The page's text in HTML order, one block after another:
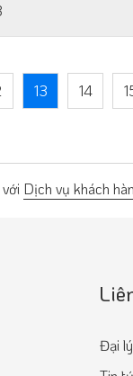
13 14
Dịch vụ khách
Đại lý